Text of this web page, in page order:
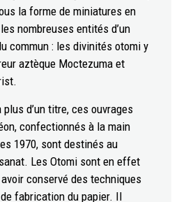
la forme de miniatures en
nombreuses entités d’un
commun : les divinités otomi y
aztèque Moctezuma et
plus d’un titre, ces ouvrages
confectionnés à la main
1970, sont destinés au
Les Otomi sont en effet
conservé des techniques
fabrication du papier. Il